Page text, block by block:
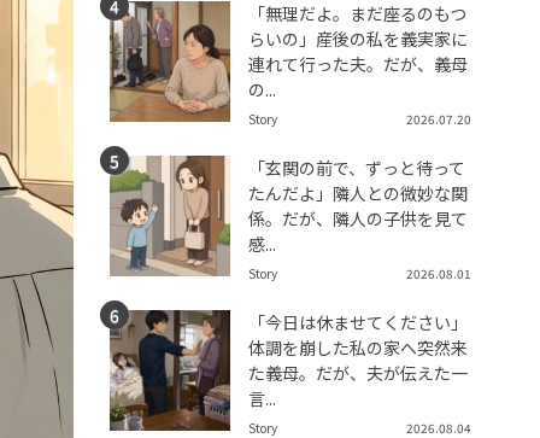
「無理だよ。まだ座るのもつ
らいの」産後の私を義実家に
連れて行った夫。だが、義母
の...
Story 2026.07.20
「玄関の前で、ずっと待って
たんだよ」隣人との微妙な関
係。だが、隣人の子供を見て
感...
Story 2026.08.01
「今日は休ませてください」
体調を崩した私の家へ突然来
た義母。だが、夫が伝えた一
言...
Story 2026.08.04